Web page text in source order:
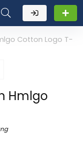
Cotton Logo T-
Hmlgo